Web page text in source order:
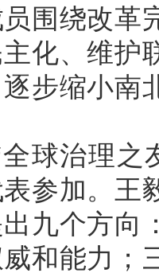
围绕改革
化、维护
步缩小南
全球治理
参加。王
九个方向
和能力；